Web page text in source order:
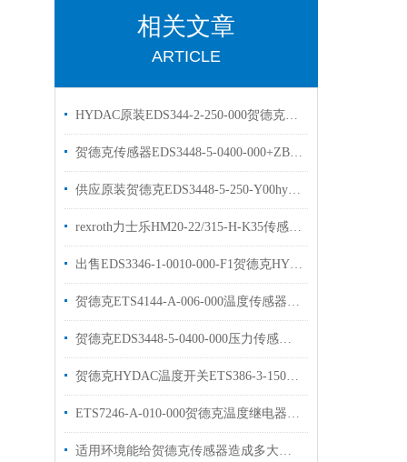
相关文章
ARTICLE
HYDAC原装EDS344-2-250-000贺德克压力开关
贺德克传感器EDS3448-5-0400-000+ZBE08+ZBM3000HYDAC现货库存
供应原装贺德克EDS3448-5-250-Y00hydac压力传感器
rexroth力士乐HM20-22/315-H-K35传感器原装现货
出售EDS3346-1-0010-000-F1贺德克HYDAC传感器
贺德克ETS4144-A-006-000温度传感器库存出售
贺德克EDS3448-5-0400-000压力传感器工作原理
贺德克HYDAC温度开关ETS386-3-150-000介绍
ETS7246-A-010-000贺德克温度继电器描述
适用环境能给贺德克传感器造成多大的影响呢